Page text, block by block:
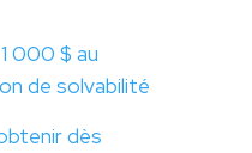
000 $ au
de solvabilité
dès